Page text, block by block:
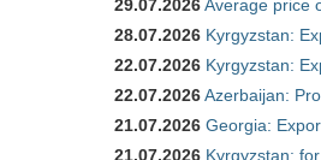
29.07.2026Average price
28.07.2026 Kyrgyzstan:
22.07.2026 Kyrgyzstan:
22.07.2026Azerbaijan:
21.07.2026 Georgia:
21.07.2026 Kyrgyzstan: